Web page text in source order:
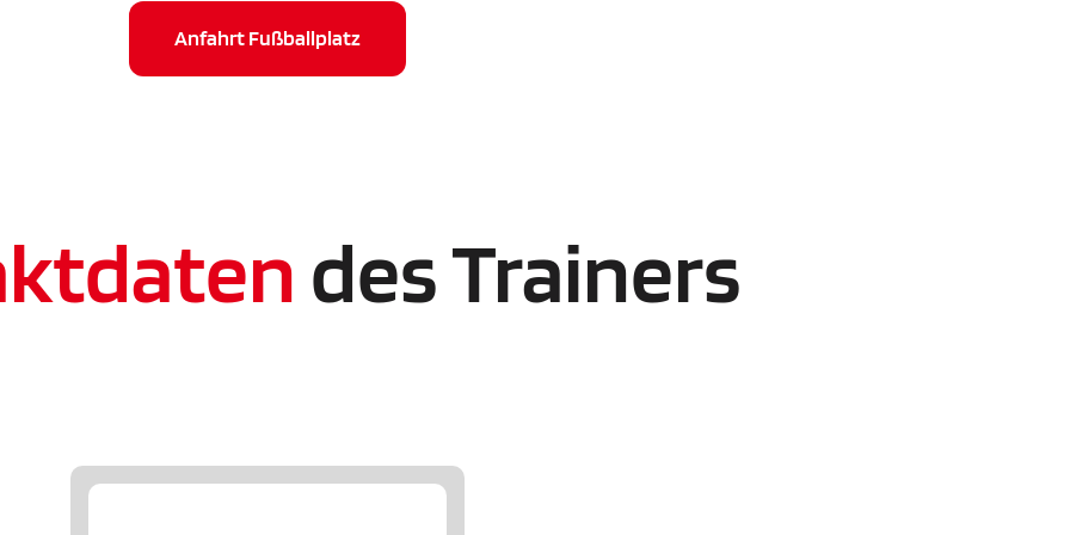
Anfahrt Fußballplatz
des Trainers